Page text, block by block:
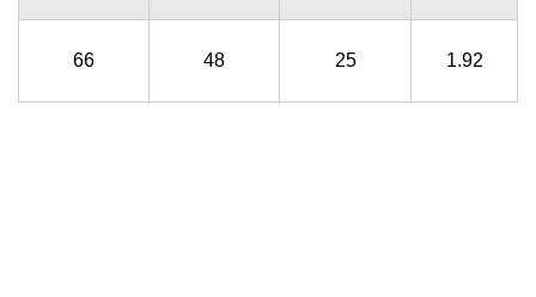
66 48 25 1.92